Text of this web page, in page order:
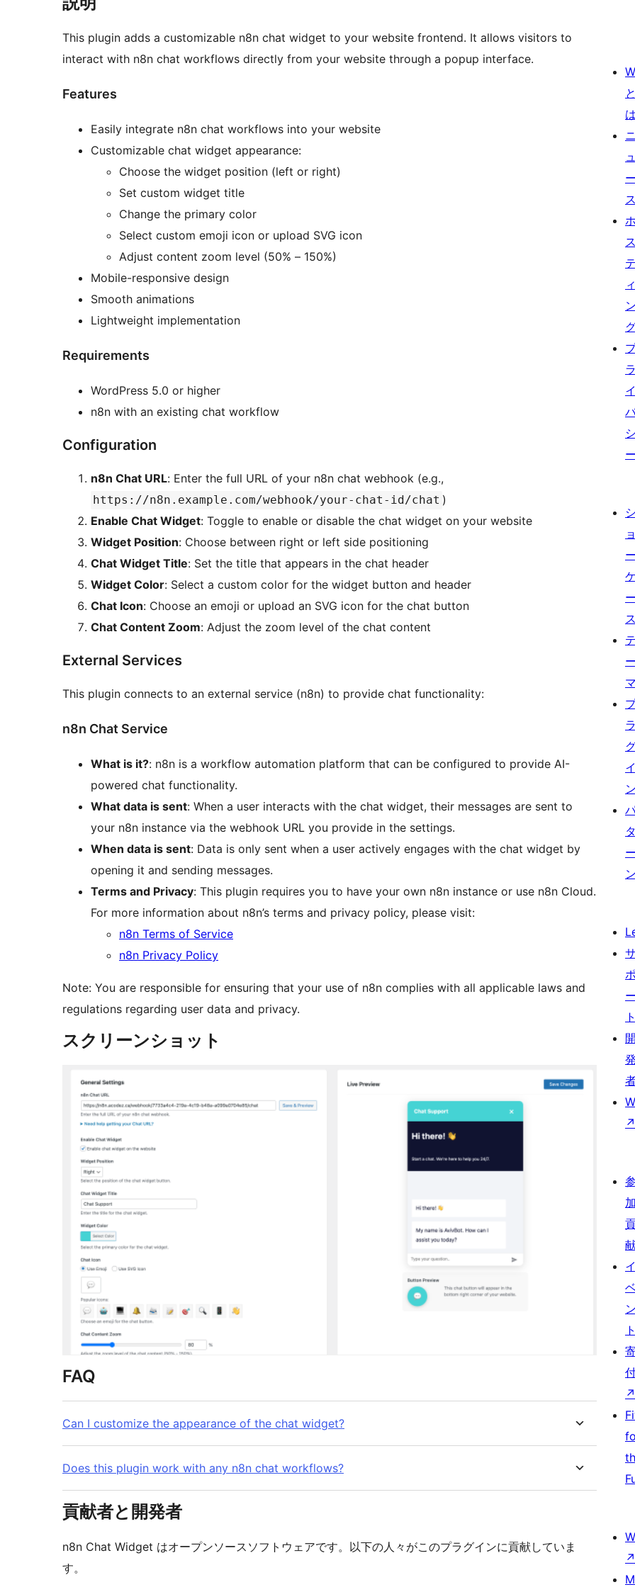
This plugin adds a customizable n8n chat widget to your website frontend. It allows visitors to
interact with n8n chat workflows directly from your website through a popup interface.
Features
Easily integrate n8n chat workflows into your website
Customizable chat widget appearance:
Choose the widget position (left or right)
Set custom widget title
Change the primary color
Select custom emoji icon or upload SVG icon
Adjust content zoom level (50% – 150%)
Mobile-responsive design
Smooth animations
Lightweight implementation
Requirements
WordPress 5.0 or higher
n8n with an existing chat workflow
Configuration
n8n Chat URL: Enter the full URL of your n8n chat webhook (e.g.,
https://n8n.example.com/webhook/your-chat-id/chat )
Enable Chat Widget: Toggle to enable or disable the chat widget on your website
Widget Position: Choose between right or left side positioning
Chat Widget Title: Set the title that appears in the chat header
Widget Color: Select a custom color for the widget button and header
Chat Icon: Choose an emoji or upload an SVG icon for the chat button
Chat Content Zoom: Adjust the zoom level of the chat content
External Services
This plugin connects to an external service (n8n) to provide chat functionality:
n8n Chat Service
What is it?: n8n is a workflow automation platform that can be configured to provide AI-
powered chat functionality.
What data is sent: When a user interacts with the chat widget, their messages are sent to
your n8n instance via the webhook URL you provide in the settings.
When data is sent: Data is only sent when a user actively engages with the chat widget by
opening it and sending messages.
Terms and Privacy: This plugin requires you to have your own n8n instance or use n8n Cloud.
For more information about n8n’s terms and privacy policy, please visit:
n8n Terms of Service
n8n Privacy Policy
Note: You are responsible for ensuring that your use of n8n complies with all applicable laws and
regulations regarding user data and privacy.
スクリーンショット
FAQ
Can I customize the appearance of the chat widget?
Does this plugin work with any n8n chat workflows?
貢献者と開発者
n8n Chat Widget はオープンソースソフトウェアです。以下の人々がこのプラグインに貢献していま
す。
と
は
ニ
ュ
ー
ス
ホ
ス
テ
ィ
ン
ラ
イ
シ
ー
シ
ョ
ー
ケ
ー
ス
テ
ー
マ
ラ
イ
ン
タ
ー
ン
サ
ポ
ー
ト
開
発
↗
参
イ
ン
ト
↗
↗